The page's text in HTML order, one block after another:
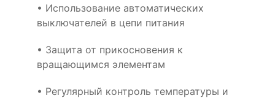
• Использование автоматических
выключателей в цепи питания
• Защита от прикосновения к
вращающимся элементам
• Регулярный контроль температуры и